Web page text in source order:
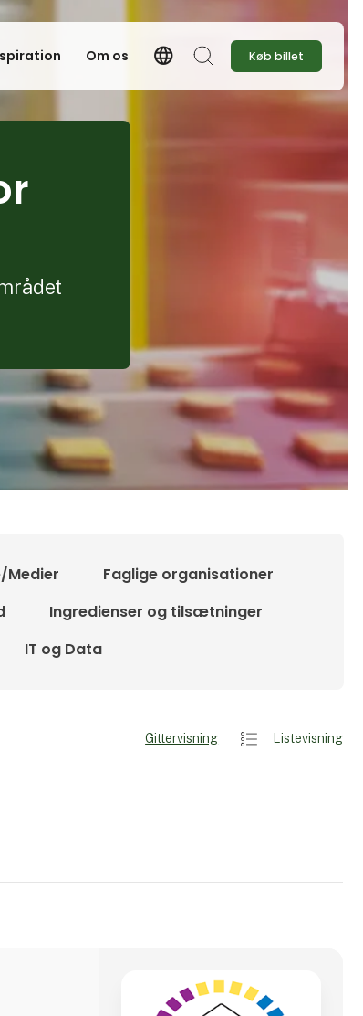
Om os languageLanguage
Søg Køb billet
Medier
Faglige organisationer
Ingredienser og tilsætninger
IT og Data
Gittervisning Listevisning